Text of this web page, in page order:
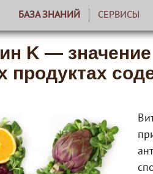
БАЗА ЗНАНИЙ СЕРВИСЫ
K —
продуктах